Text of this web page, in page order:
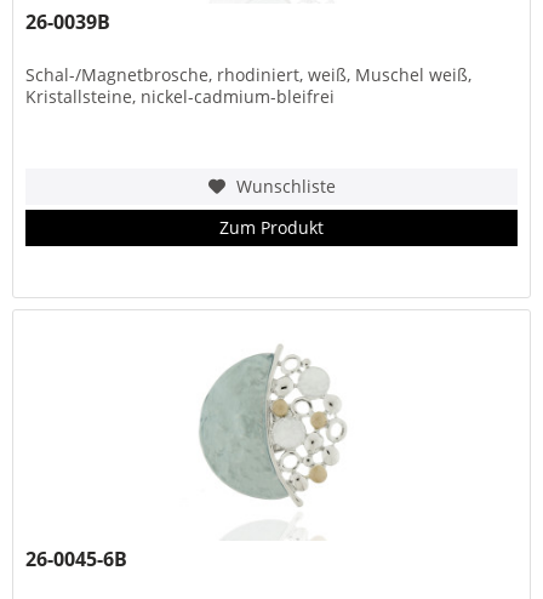
26-0039B
Schal-/Magnetbrosche, rhodiniert, weiß, Muschel weiß,
Kristallsteine, nickel-cadmium-bleifrei
Wunschliste
Zum Produkt
26-0045-6B